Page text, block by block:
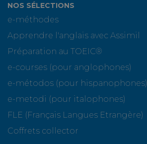
NOS SÉLECTIONS
e-méthodes
Apprendre l'anglais avec Assimil
Préparation au TOEIC®
e-courses (pour anglophones)
e-métodos (pour hispanophones)
e-metodi (pour italophones)
FLE (Français Langues Etrangère)
Coffrets collector